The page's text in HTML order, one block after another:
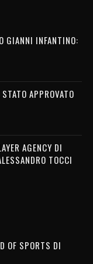
GIANNI INFANTINO:
APPROVATO
AGENCY DI
TOCCI
OF SPORTS DI